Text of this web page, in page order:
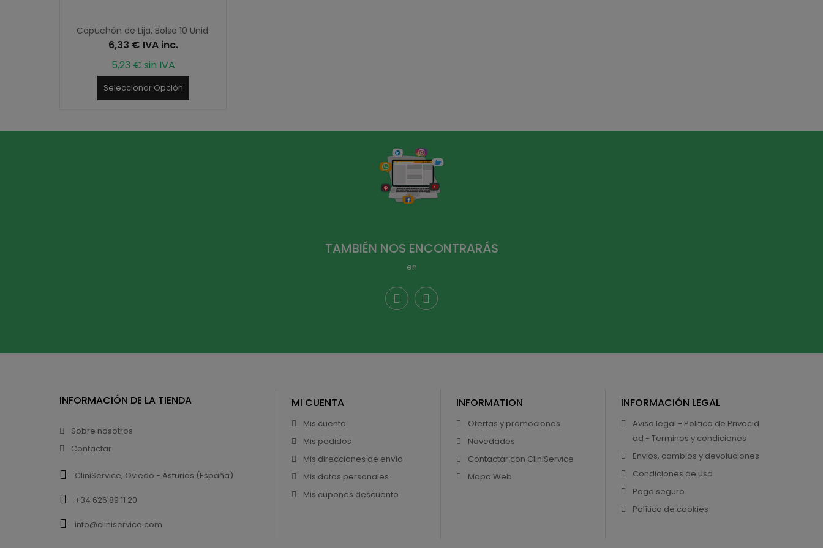
Capuchón de Lija, Bolsa 10 Unid.
6,33 € IVA inc.
5,23 € sin IVA
Seleccionar Opción
TAMBIÉN NOS ENCONTRARÁS
en
INFORMACIÓN DE LA TIENDA
Sobre nosotros
Contactar
CliniService, Oviedo - Asturias (España)
+34 626 89 11 20
info@cliniservice.com
MI CUENTA
Mis cuenta
Mis pedidos
Mis direcciones de envío
Mis datos personales
Mis cupones descuento
INFORMATION
Ofertas y promociones
Novedades
Contactar con CliniService
Mapa Web
INFORMACIÓN LEGAL
Aviso legal - Politica de Privacid
ad - Terminos y condiciones
Envios, cambios y devoluciones
Condiciones de uso
Pago seguro
Política de cookies